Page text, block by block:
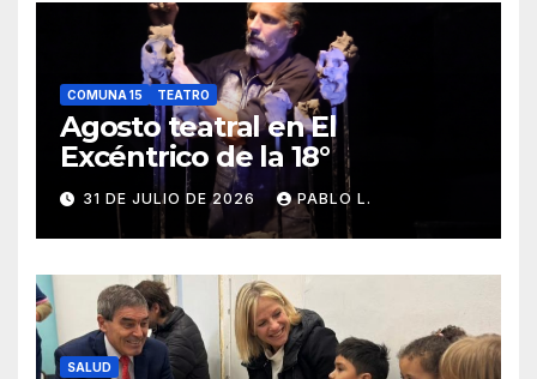
COMUNA 15 TEATRO
Agosto teatral en El
Excéntrico de la 18°
31 DE JULIO DE 2026 PABLO L.
SALUD